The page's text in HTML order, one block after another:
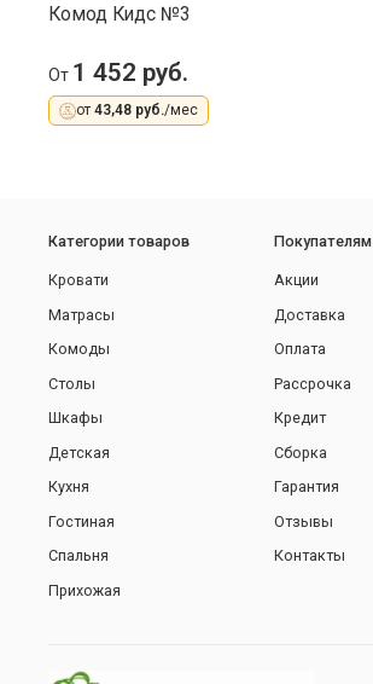
Комод Кидс №3
От 1 452 руб.
от 43,48 руб./мес
Категории товаров
Кровати
Матрасы
Комоды
Столы
Шкафы
Детская
Кухня
Гостиная
Спальня
Прихожая
Покупателям
Акции
Доставка
Оплата
Рассрочка
Кредит
Сборка
Гарантия
Отзывы
Контакты